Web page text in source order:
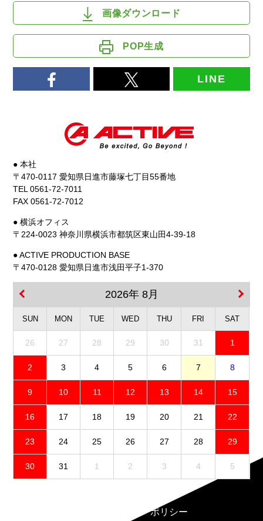
画像ダウンロード
POP生成
LINE
● 本社
〒470-0117 愛知県日進市藤塚七丁目55番地
TEL 0561-72-7011
FAX 0561-72-7012
● 横浜オフィス
〒224-0023 神奈川県横浜市都筑区東山田4-39-18
● ACTIVE PRODUCTION BASE
〒470-0128 愛知県日進市浅田平子1-370
2026年 8月
SUN MON TUE WED THU FRI SAT
26 27 28 29 30 31 1
2 3 4 5 6 7 8
9 10 11 12 13 14 15
16 17 18 19 20 21 22
23 24 25 26 27 28 29
30 31 1 2 3 4 5
プライバシーポリシー